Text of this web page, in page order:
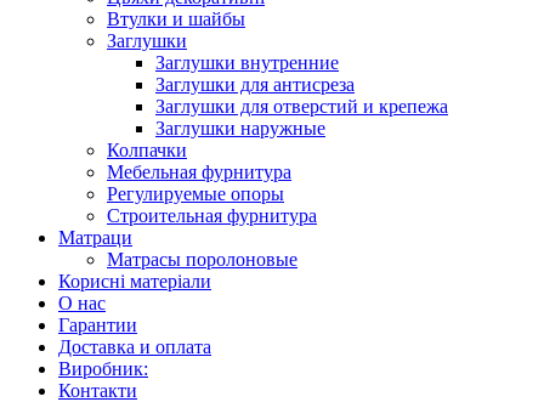
Втулки и шайбы
Заглушки
Заглушки внутренние
Заглушки для антисреза
Заглушки для отверстий и крепежа
Заглушки наружные
Колпачки
Мебельная фурнитура
Регулируемые опоры
Строительная фурнитура
Матраци
Матрасы поролоновые
Корисні матеріали
О нас
Гарантии
Доставка и оплата
Виробник:
Контакти